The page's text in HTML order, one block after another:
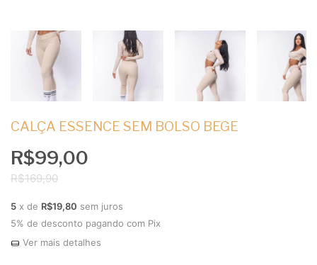
CALÇA ESSENCE SEM BOLSO BEGE
R$99,00
R$169,90
5 x de R$19,80 sem juros
5% de desconto pagando com Pix
Ver mais detalhes